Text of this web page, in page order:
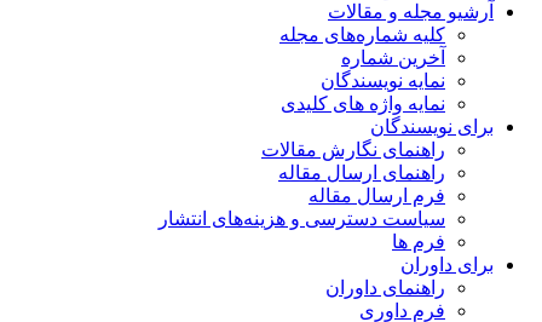
آرشیو مجله و مقالات
کلیه شماره‌های مجله
آخرین شماره
نمایه نویسندگان
نمایه واژه های کلیدی
برای نویسندگان
راهنمای نگارش مقالات
راهنمای ارسال مقاله
فرم ارسال مقاله
سیاست دسترسی و هزینه‌های انتشار
فرم ها
برای داوران
راهنمای داوران
فرم داوری